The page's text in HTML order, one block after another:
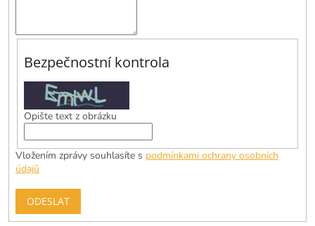
Bezpečnostní kontrola
Opište text z obrázku
Vložením zprávy souhlasíte s podmínkami ochrany osobních
údajů
ODESLAT